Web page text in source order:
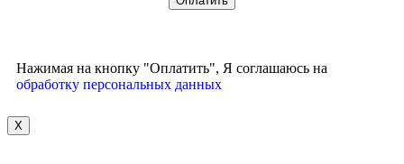
Нажимая на кнопку "Оплатить", Я соглашаюсь на
обработку персональных данных
X